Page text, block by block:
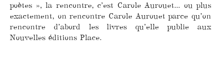
poètes », la rencontre, c’est Carole Aurouet... ou plus
exactement, on rencontre Carole Aurouet parce qu’on
rencontre d’abord les livres qu’elle publie aux
Nouvelles éditions Place.